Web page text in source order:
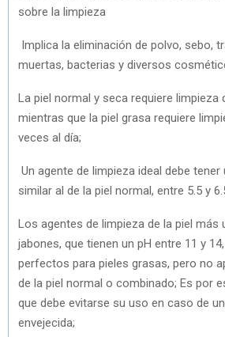
sobre la limpieza
Implica la eliminación de polvo, sebo,
muertas, bacterias y diversos
La piel normal y seca requiere limpieza
mientras que la piel grasa requiere
veces al día;
Un agente de limpieza ideal debe tener
similar al de la piel normal, entre 5.5 y
Los agentes de limpieza de la piel más
jabones, que tienen un pH entre 11 y
perfectos para pieles grasas, pero no
de la piel normal o combinado; Es por
que debe evitarse su uso en caso de
envejecida;